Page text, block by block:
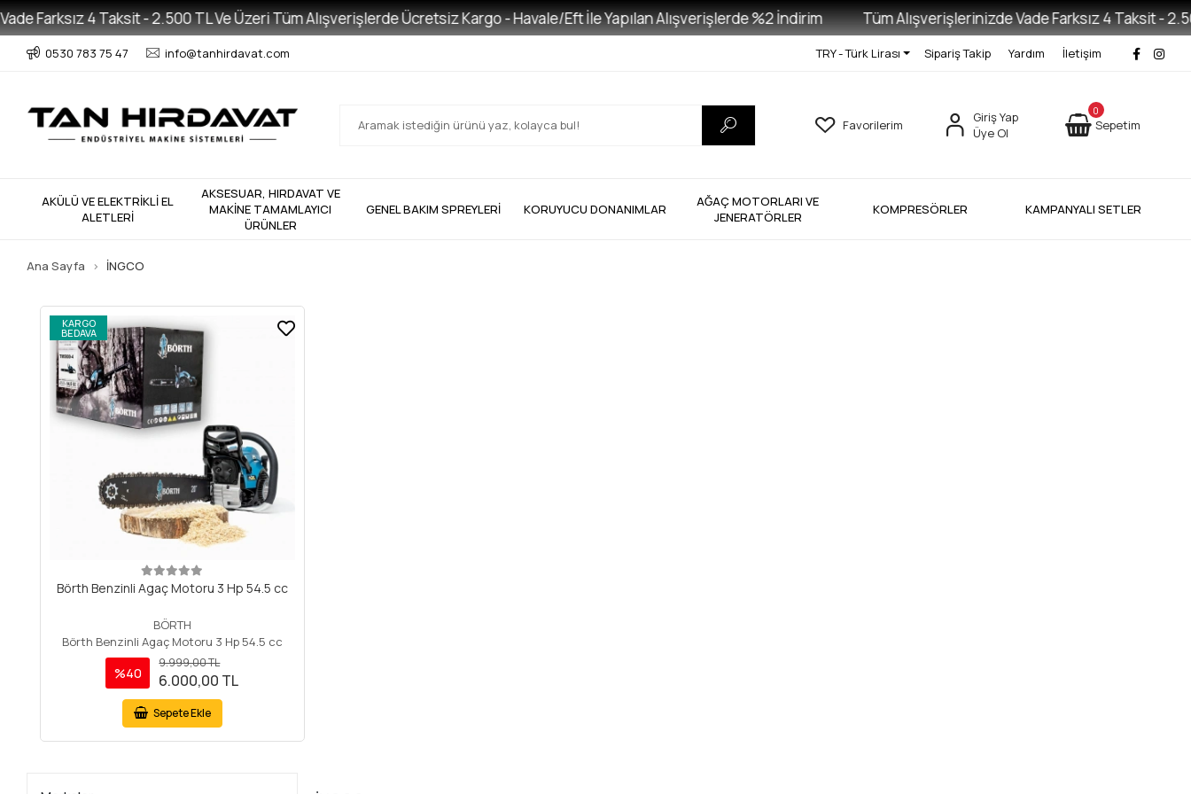
Farksız 4 Taksit - 2.500 TL Ve Üzeri Tüm Alışverişlerde Ücretsiz Kargo - Havale/Eft İle Yapılan Alışverişlerde %2 İndirim Tüm Alışverişlerinizde Vade Farksız 4 Taksit -
0530 783 75 47 info@tanhirdavat.com TRY - Türk Lirası Sipariş Takip Yardım İletişim
Favorilerim
Giriş Yap
Üye Ol
0
Sepetim
AKÜLÜ VE ELEKTRİKLİ EL
ALETLERİ
AKSESUAR, HIRDAVAT VE
MAKİNE TAMAMLAYICI
ÜRÜNLER
GENEL BAKIM SPREYLERİ KORUYUCU DONANIMLAR
AĞAÇ MOTORLARI VE
JENERATÖRLER
KOMPRESÖRLER KAMPANYALI SETLER
Ana Sayfa İNGCO
KARGO
BEDAVA
Börth Benzinli Agaç Motoru 3 Hp 54.5 cc
BÖRTH
Börth Benzinli Agaç Motoru 3 Hp 54.5 cc
%40
9.999,00 TL
6.000,00 TL
Sepete Ekle